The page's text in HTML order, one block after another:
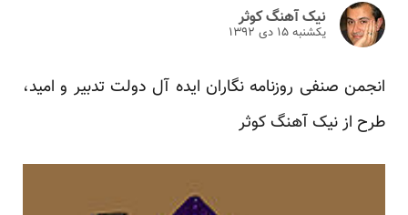
نیک آهنگ کوثر
یکشنبه ۱۵ دى ۱۳۹۲
انجمن صنفی روزنامه نگاران ایده آل دولت تدبیر و امید،
طرح از نیک آهنگ کوثر